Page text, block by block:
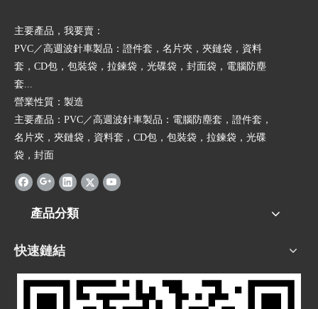
​主要產品，我要賣：
PVC／高週波針車製品：證件套，名片夾，夾鏈袋，資料
套，CD包，包裝袋，拉鍊袋，光碟袋，封面袋，電腦防塵
套...
營業性質：製造
主要產品：PVC／高週波針車製品：電腦防塵套，證件套，
名片夾，夾鏈袋，資料套，CD包，包裝袋，拉鍊袋，光碟
袋，封面
產品分類
快速鏈結